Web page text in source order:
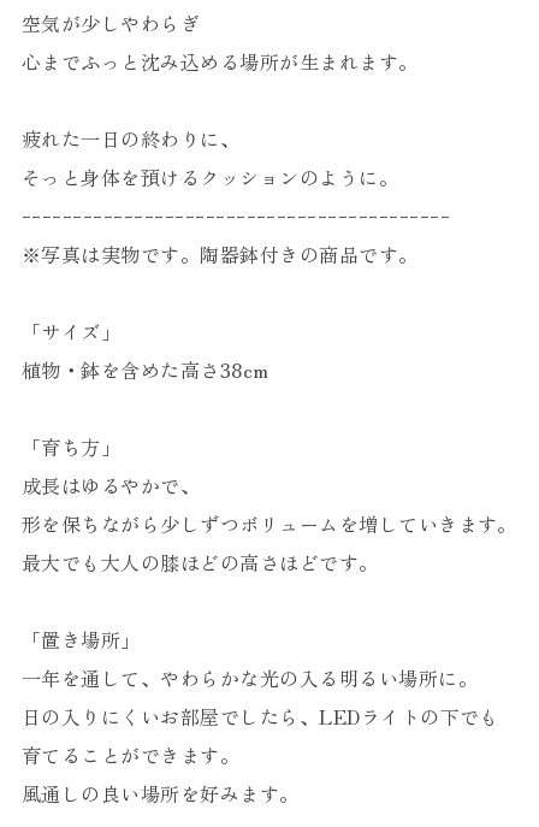
空気が少しやわらぎ
心までふっと沈み込める場所が生まれます。
疲れた一日の終わりに、
そっと身体を預けるクッションのように。
ｰｰｰｰｰｰｰｰｰｰｰｰｰｰｰｰｰｰｰｰｰｰｰｰｰｰｰｰｰｰｰｰｰｰｰｰｰｰｰｰｰｰ
※写真は実物です。陶器鉢付きの商品です。
「サイズ」
植物・鉢を含めた高さ38cm
「育ち方」
成長はゆるやかで、
形を保ちながら少しずつボリュームを増していきます。
最大でも大人の膝ほどの高さほどです。
「置き場所」
一年を通して、やわらかな光の入る明るい場所に。
日の入りにくいお部屋でしたら、LEDライトの下でも
育てることができます。
風通しの良い場所を好みます。